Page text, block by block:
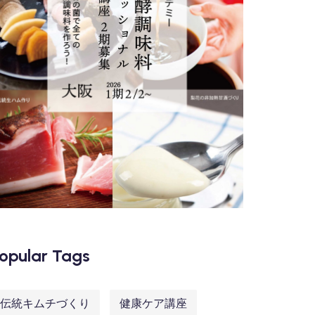
Tags
伝統キムチづくり 健康ケア講座